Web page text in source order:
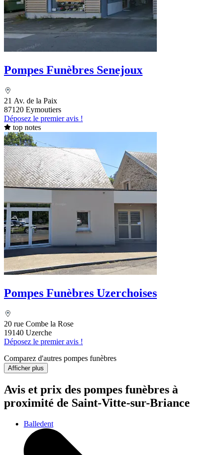
Pompes Funèbres Senejoux
21 Av. de la Paix
87120 Eymoutiers
Déposez le premier avis !
top notes
Pompes Funèbres Uzerchoises
20 rue Combe la Rose
19140 Uzerche
Déposez le premier avis !
Comparez d'autres pompes funèbres
Afficher plus
Avis et prix des pompes funèbres à
proximité de Saint-Vitte-sur-Briance
Balledent